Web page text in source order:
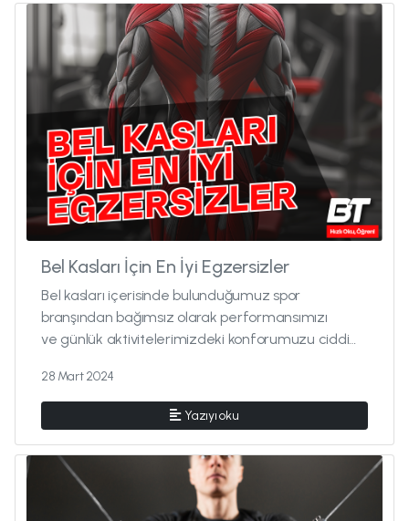
Bel Kasları İçin En İyi Egzersizler
Bel kasları içerisinde bulunduğumuz spor
branşından bağımsız olarak performansımızı
ve günlük aktivitelerimizdeki konforumuzu ciddi
28 Mart 2024
Yazıyı oku